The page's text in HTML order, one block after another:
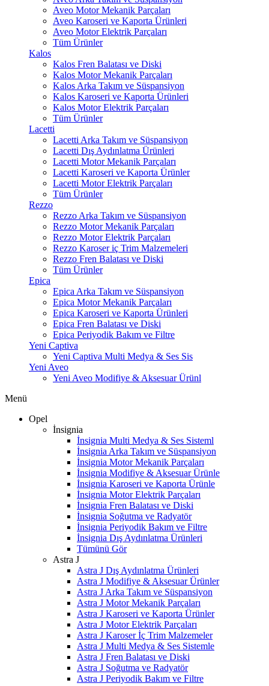
Aveo Motor Mekanik Parçaları
Aveo Karoseri ve Kaporta Ürünleri
Aveo Motor Elektrik Parçaları
Tüm Ürünler
Kalos
Kalos Fren Balatası ve Diski
Kalos Motor Mekanik Parçaları
Kalos Arka Takım ve Süspansiyon
Kalos Karoseri ve Kaporta Ürünleri
Kalos Motor Elektrik Parçaları
Tüm Ürünler
Lacetti
Lacetti Arka Takım ve Süspansiyon
Lacetti Dış Aydınlatma Ürünleri
Lacetti Motor Mekanik Parçaları
Lacetti Karoseri ve Kaporta Ürünler
Lacetti Motor Elektrik Parçaları
Tüm Ürünler
Rezzo
Rezzo Arka Takım ve Süspansiyon
Rezzo Motor Mekanik Parçaları
Rezzo Motor Elektrik Parçaları
Rezzo Karoser iç Trim Malzemeleri
Rezzo Fren Balatası ve Diski
Tüm Ürünler
Epica
Epica Arka Takım ve Süspansiyon
Epica Motor Mekanik Parçaları
Epica Karoseri ve Kaporta Ürünleri
Epica Fren Balatası ve Diski
Epica Periyodik Bakım ve Filtre
Yeni Captiva
Yeni Captiva Multi Medya & Ses Sis
Yeni Aveo
Yeni Aveo Modifiye & Aksesuar Ürünl
Menü
Opel
İnsignia
İnsignia Multi Medya & Ses Sisteml
İnsignia Arka Takım ve Süspansiyon
İnsignia Motor Mekanik Parçaları
İnsignia Modifiye & Aksesuar Ürünle
İnsignia Karoseri ve Kaporta Ürünle
İnsignia Motor Elektrik Parçaları
İnsignia Fren Balatası ve Diski
İnsignia Soğutma ve Radyatör
İnsignia Periyodik Bakım ve Filtre
İnsignia Dış Aydınlatma Ürünleri
Tümünü Gör
Astra J
Astra J Dış Aydınlatma Ürünleri
Astra J Modifiye & Aksesuar Ürünler
Astra J Arka Takım ve Süspansiyon
Astra J Motor Mekanik Parçaları
Astra J Karoseri ve Kaporta Ürünler
Astra J Motor Elektrik Parçaları
Astra J Karoser İç Trim Malzemeler
Astra J Multi Medya & Ses Sistemle
Astra J Fren Balatası ve Diski
Astra J Soğutma ve Radyatör
Astra J Periyodik Bakım ve Filtre